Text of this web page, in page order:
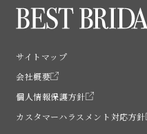
サイトマップ
会社概要
個人情報保護方針
カスタマーハラスメント対応方針